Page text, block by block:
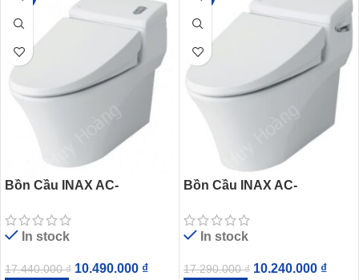
Bồn Cầu INAX AC-
Khối Aqua Ceramic Xả
NhấnIn stock
17.440.000₫ 10.490.000 ₫
Bồn Cầu INAX AC-
Khối Aqua Ceramic Xả Gạt
In stock
17.290.000₫ 10.240.000 ₫